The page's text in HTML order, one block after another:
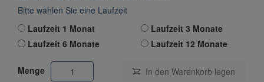
Bitte wählen Sie eine Laufzeit
Laufzeit 1 Monat
Laufzeit 3 Monate
Laufzeit 6 Monate
Laufzeit 12 Monate
Menge In den Warenkorb legen